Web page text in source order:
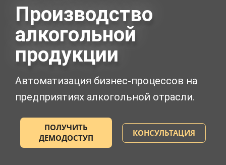
Производство
алкогольной
продукции
Автоматизация бизнес-процессов на
предприятиях алкогольной отрасли.
ПОЛУЧИТЬ
ДЕМОДОСТУП
КОНСУЛЬТАЦИЯ